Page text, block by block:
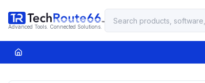
Advanced Tools. Connected Solutions.